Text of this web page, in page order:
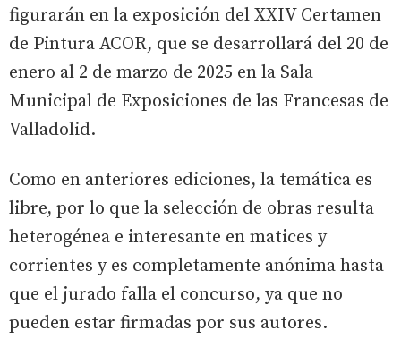
figurarán en la exposición del XXIV Certamen
de Pintura ACOR, que se desarrollará del 20 de
enero al 2 de marzo de 2025 en la Sala
Municipal de Exposiciones de las Francesas de
Valladolid.
Como en anteriores ediciones, la temática es
libre, por lo que la selección de obras resulta
heterogénea e interesante en matices y
corrientes y es completamente anónima hasta
que el jurado falla el concurso, ya que no
pueden estar firmadas por sus autores.